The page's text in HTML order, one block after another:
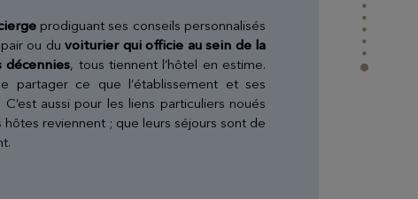
EN SAVOIR PLUS
Evian Resort Events
prodiguant ses conseils personnalisés
ou duvoiturier qui officie au sein de la
décennies, tous tiennent l’hôtel en estime.
partager ce que l’établissement et ses
aussi pour les liens particuliers noués
hôtes reviennent ; que leurs séjours sont de